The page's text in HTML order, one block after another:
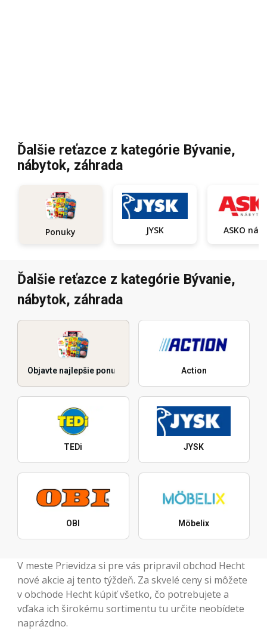
Ďalšie reťazce z kategórie Bývanie,
nábytok, záhrada
Ponuky JYSK
Ďalšie reťazce z kategórie Bývanie,
nábytok, záhrada
Objavte najlepšie ponuky Action
TEDi JYSK
OBI Möbelix
V meste Prievidza si pre vás pripravil obchod Hecht
nové akcie aj tento týždeň. Za skvelé ceny si môžete
v obchode Hecht kúpiť všetko, čo potrebujete a
vďaka ich širokému sortimentu tu určite neobídete
naprázdno.